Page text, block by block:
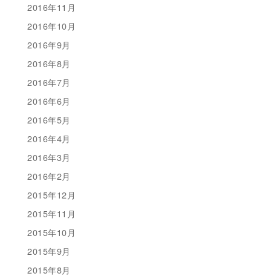
2016年11月
2016年10月
2016年9月
2016年8月
2016年7月
2016年6月
2016年5月
2016年4月
2016年3月
2016年2月
2015年12月
2015年11月
2015年10月
2015年9月
2015年8月